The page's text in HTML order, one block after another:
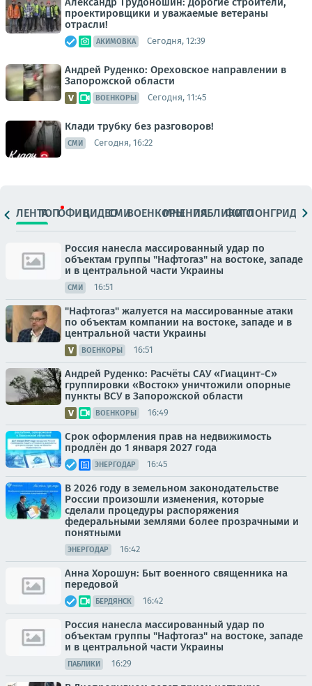
проектировщики и уважаемые ветераны
отрасли!
АКИМОВКА Сегодня, 12:39
Андрей Руденко: Ореховское направлении в
Запорожской области
ВОЕНКОРЫ Сегодня, 11:45
Клади трубку без разговоров!
СМИ Сегодня, 16:22
ЛЕНТАТОПОФИЦ.ВИДЕОСМИВОЕНКОРЫМНЕНИЯПАБЛИКИ
ФОТОЛОНГРИДЫ
Россия нанесла массированный удар по
объектам группы "Нафтогаз" на востоке, западе
и в центральной части Украины
СМИ 16:51
"Нафтогаз" жалуется на массированные атаки
по объектам компании на востоке, западе и в
центральной части Украины
ВОЕНКОРЫ 16:51
Андрей Руденко: Расчёты САУ «Гиацинт-С»
группировки «Восток» уничтожили опорные
пункты ВСУ в Запорожской области
ВОЕНКОРЫ 16:49
Срок оформления прав на недвижимость
продлён до 1 января 2027 года
ЭНЕРГОДАР 16:45
В 2026 году в земельном законодательстве
России произошли изменения, которые
сделали процедуры распоряжения
федеральными землями более прозрачными и
понятными
ЭНЕРГОДАР 16:42
Анна Хорошун: Быт военного священника на
передовой
БЕРДЯНСК 16:42
Россия нанесла массированный удар по
объектам группы "Нафтогаз" на востоке, западе
и в центральной части Украины
ПАБЛИКИ 16:29